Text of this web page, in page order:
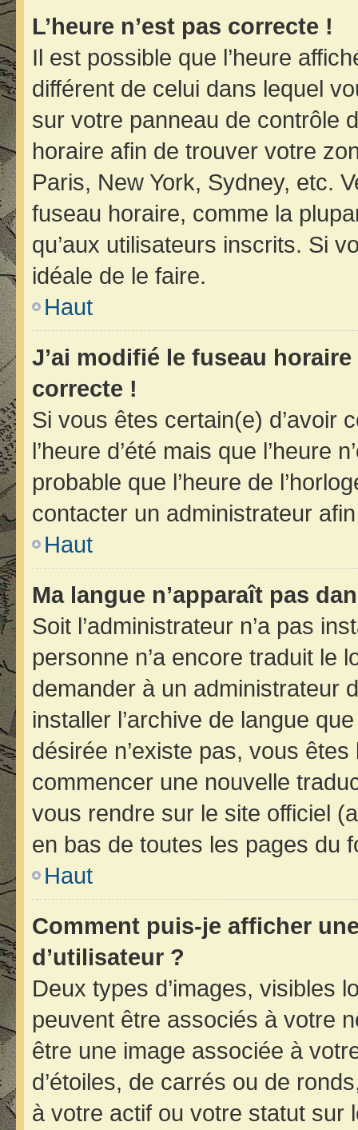
L’heure n’est pas correcte !
Il est possible que l’heure
différent de celui dans lequel
sur votre panneau de contrôle
horaire afin de trouver votre
Paris, New York, Sydney, etc.
fuseau horaire, comme la
qu’aux utilisateurs inscrits. Si
idéale de le faire.
Haut
J’ai modifié le fuseau
correcte !
Si vous êtes certain(e) d’avoir
l’heure d’été mais que l’heure
probable que l’heure de
contacter un administrateur
Haut
Ma langue n’apparaît pas
Soit l’administrateur n’a pas
personne n’a encore traduit le
demander à un administrateur
installer l’archive de langue
désirée n’existe pas, vous
commencer une nouvelle
vous rendre sur le site officiel
en bas de toutes les pages du
Haut
Comment puis-je afficher
d’utilisateur ?
Deux types d’images, visibles
peuvent être associés à votre
être une image associée à
d’étoiles, de carrés ou de
à votre actif ou votre statut sur